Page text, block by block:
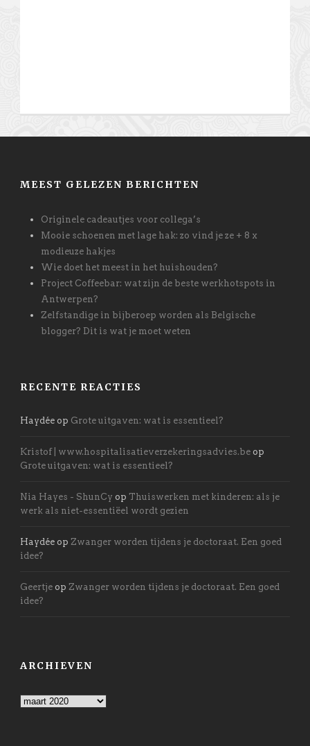
MEEST GELEZEN BERICHTEN
Originele cadeautjes voor collega’s
Mooie schoenen met lage hak: zo vind je ze + 8 x
modieuze hakjes
Wie doet het meest in het huishouden?
Project Coffeebar: wat zijn de beste werkhotspots in
Antwerpen?
Zelfstandige in bijberoep worden als Belgische
blogger? Dit is wat je moet weten
RECENTE REACTIES
Haydée op Grote uitgaven: wat is essentieel?
Kristof | www.hospitalisatieverzekeringsadvies.be op
Grote uitgaven: wat is essentieel?
Nia Hayes - ShunCy op Thuiswerken met kinderen: als je
werk als niet-essentiëel wordt gezien
Haydée op Zwanger worden tijdens je doctoraat. Een goed
idee?
Geertje op Zwanger worden tijdens je doctoraat. Een goed
idee?
ARCHIEVEN
Archieven